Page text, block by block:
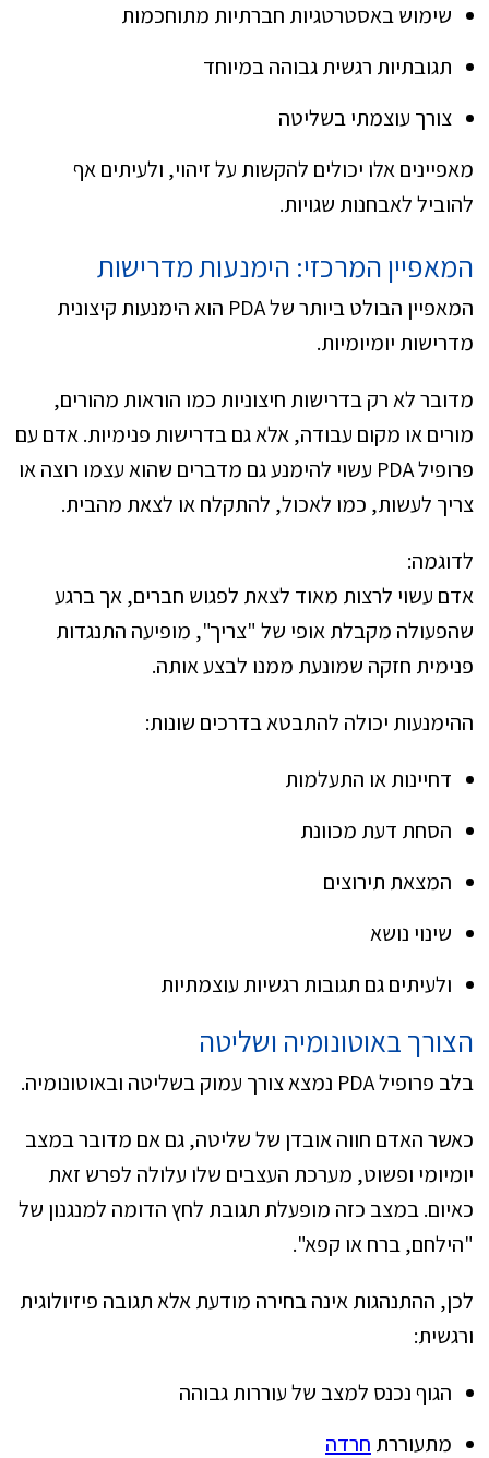
שימוש באסטרטגיות חברתיות מתוחכמות
תגובתיות רגשית גבוהה במיוחד
צורך עוצמתי בשליטה
מאפיינים אלו יכולים להקשות על זיהוי, ולעיתים אף
להוביל לאבחנות שגויות.
המאפיין המרכזי: הימנעות מדרישות
המאפיין הבולט ביותר של PDA הוא הימנעות קיצונית
מדרישות יומיומיות.
מדובר לא רק בדרישות חיצוניות כמו הוראות מהורים,
מורים או מקום עבודה, אלא גם בדרישות פנימיות. אדם עם
פרופיל PDA עשוי להימנע גם מדברים שהוא עצמו רוצה או
צריך לעשות, כמו לאכול, להתקלח או לצאת מהבית.
לדוגמה:
אדם עשוי לרצות מאוד לצאת לפגוש חברים, אך ברגע
שהפעולה מקבלת אופי של "צריך", מופיעה התנגדות
פנימית חזקה שמונעת ממנו לבצע אותה.
ההימנעות יכולה להתבטא בדרכים שונות:
דחיינות או התעלמות
הסחת דעת מכוונת
המצאת תירוצים
שינוי נושא
ולעיתים גם תגובות רגשיות עוצמתיות
הצורך באוטונומיה ושליטה
בלב פרופיל PDA נמצא צורך עמוק בשליטה ובאוטונומיה.
כאשר האדם חווה אובדן של שליטה, גם אם מדובר במצב
יומיומי ופשוט, מערכת העצבים שלו עלולה לפרש זאת
כאיום. במצב כזה מופעלת תגובת לחץ הדומה למנגנון של
"הילחם, ברח או קפא".
לכן, ההתנהגות אינה בחירה מודעת אלא תגובה פיזיולוגית
ורגשית:
הגוף נכנס למצב של עוררות גבוהה
מתעוררת חרדה